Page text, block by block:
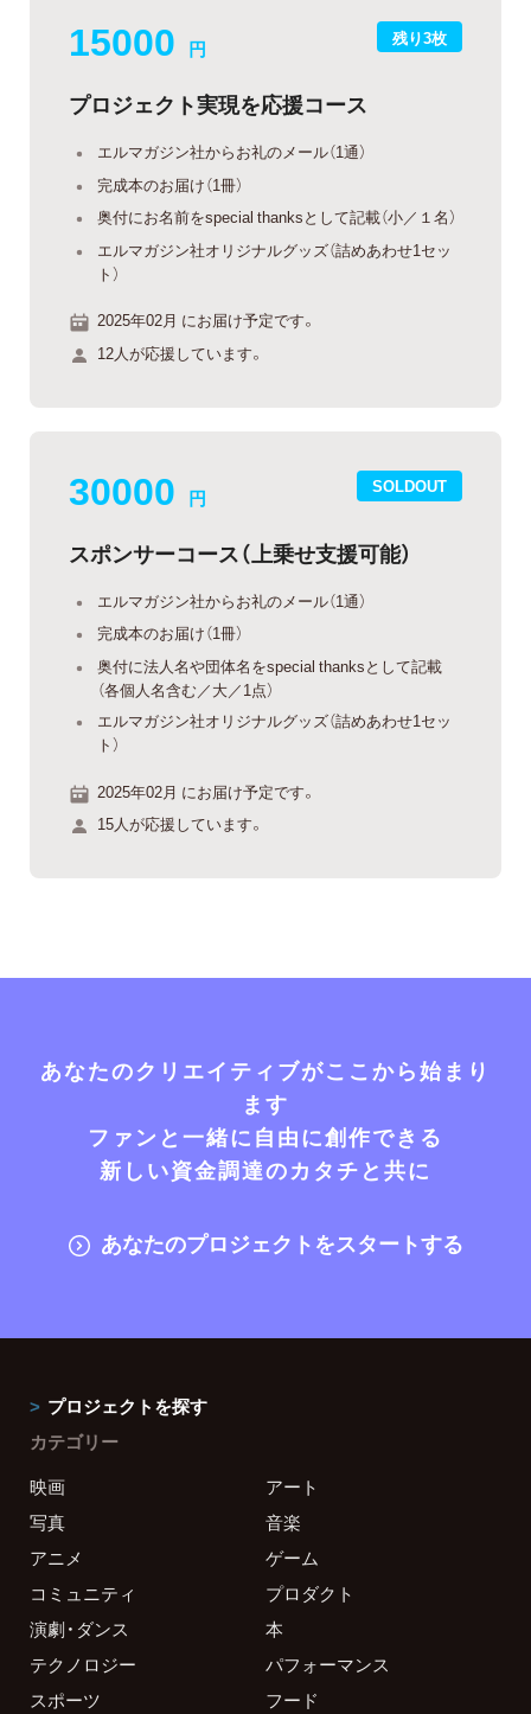
残り3枚
15000 円
プロジェクト実現を応援コース
エルマガジン社からお礼のメール（1通）
完成本のお届け（1冊）
奥付にお名前をspecial thanksとして記載（小／１名）
エルマガジン社オリジナルグッズ（詰めあわせ1セッ
ト）
2025年02月 にお届け予定です。
12人が応援しています。
SOLDOUT
30000 円
スポンサーコース（上乗せ支援可能）
エルマガジン社からお礼のメール（1通）
完成本のお届け（1冊）
奥付に法人名や団体名をspecial thanksとして記載
（各個人名含む／大／1点）
エルマガジン社オリジナルグッズ（詰めあわせ1セッ
ト）
2025年02月 にお届け予定です。
15人が応援しています。
あなたのクリエイティブがここから始まり
ます
ファンと一緒に自由に創作できる
新しい資金調達のカタチと共に
あなたのプロジェクトをスタートする
プロジェクトを探す
カテゴリー
映画
アート
写真
音楽
アニメ
ゲーム
コミュニティ
プロダクト
演劇・ダンス
本
テクノロジー
パフォーマンス
スポーツ
フード